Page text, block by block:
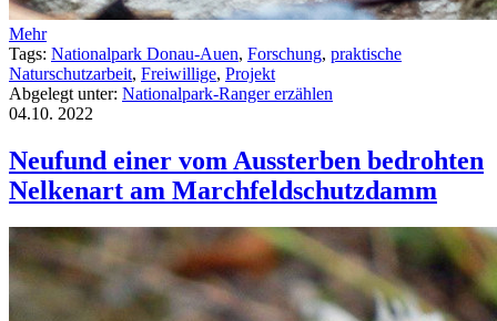
Mehr
Tags: Nationalpark Donau-Auen, Forschung, praktische
Naturschutzarbeit, Freiwillige, Projekt
Abgelegt unter: Nationalpark-Ranger erzählen
04.10. 2022
Neufund einer vom Aussterben bedrohten
Nelkenart am Marchfeldschutzdamm